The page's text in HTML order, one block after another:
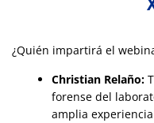
¿Quién impartirá el
Christian Relaño:
forense del
amplia